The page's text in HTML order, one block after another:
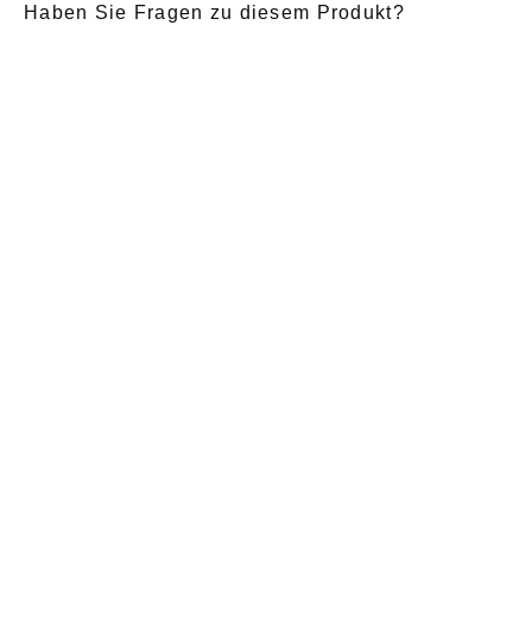
Haben Sie Fragen zu diesem Produkt?